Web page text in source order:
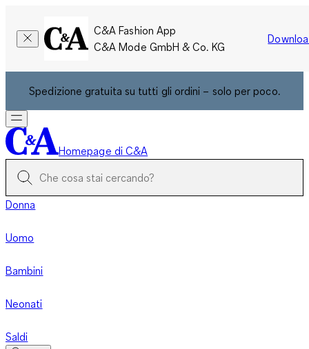
C&A Fashion App
C&A Mode GmbH & Co. KG
Spedizione gratuita su tutti gli ordini – solo per poco.
Homepage di C&A
Donna
Uomo
Bambini
Neonati
Saldi